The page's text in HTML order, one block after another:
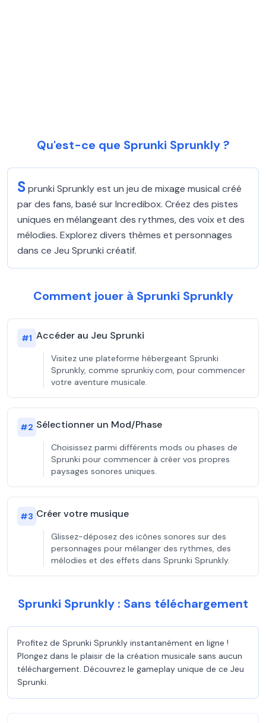
Qu'est-ce que Sprunki Sprunkly ?
Sprunki Sprunkly est un jeu de mixage musical créé
par des fans, basé sur Incredibox. Créez des pistes
uniques en mélangeant des rythmes, des voix et des
mélodies. Explorez divers thèmes et personnages
dans ce Jeu Sprunki créatif.
Comment jouer à Sprunki Sprunkly
#1 Accéder au Jeu Sprunki
Visitez une plateforme hébergeant Sprunki
Sprunkly, comme sprunkiy.com, pour commencer
votre aventure musicale.
#2 Sélectionner un Mod/Phase
Choisissez parmi différents mods ou phases de
Sprunki pour commencer à créer vos propres
paysages sonores uniques.
#3 Créer votre musique
Glissez-déposez des icônes sonores sur des
personnages pour mélanger des rythmes, des
mélodies et des effets dans Sprunki Sprunkly.
Sprunki Sprunkly : Sans téléchargement
Profitez de Sprunki Sprunkly instantanément en ligne !
Plongez dans le plaisir de la création musicale sans aucun
téléchargement. Découvrez le gameplay unique de ce Jeu
Sprunki.